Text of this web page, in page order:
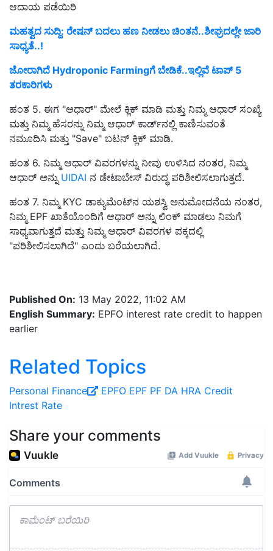
ಆದಾಯ ಪಡೆಯಿರಿ
ಮಹತ್ವದ ಸುದ್ದಿ: ರೇಷನ್‌ ಬದಲು ಹಣ ನೀಡಲು ಚಿಂತನೆ..ಶೀಘ್ರದಲ್ಲೇ ಜಾರಿ
ಸಾಧ್ಯತೆ..!
ಜೋರಾಗಿದೆ Hydroponic Farmingಗೆ ಬೇಡಿಕೆ..ಇಲ್ಲಿವೆ ಟಾಪ್‌ 5
ತರಕಾರಿಗಳು
ಹಂತ 5. ಈಗ "ಆಧಾರ್" ಮೇಲೆ ಕ್ಲಿಕ್ ಮಾಡಿ ಮತ್ತು ನಿಮ್ಮ ಆಧಾರ್ ಸಂಖ್ಯೆ
ಮತ್ತು ನಿಮ್ಮ ಹೆಸರನ್ನು ನಿಮ್ಮ ಆಧಾರ್ ಕಾರ್ಡ್‌ನಲ್ಲಿ ಕಾಣಿಸುವಂತೆ
ನಮೂದಿಸಿ ಮತ್ತು "Save" ಬಟನ್ ಕ್ಲಿಕ್ ಮಾಡಿ.
ಹಂತ 6. ನಿಮ್ಮ ಆಧಾರ್ ವಿವರಗಳನ್ನು ನೀವು ಉಳಿಸಿದ ನಂತರ, ನಿಮ್ಮ
ಆಧಾರ್ ಅನ್ನುUIDAI ನ ಡೇಟಾಬೇಸ್ ವಿರುದ್ಧ ಪರಿಶೀಲಿಸಲಾಗುತ್ತದೆ.
ಹಂತ 7. ನಿಮ್ಮ KYC ಡಾಕ್ಯುಮೆಂಟ್‌ನ ಯಶಸ್ವಿ ಅನುಮೋದನೆಯ ನಂತರ,
ನಿಮ್ಮ EPF ಖಾತೆಯೊಂದಿಗೆ ಆಧಾರ್ ಅನ್ನು ಲಿಂಕ್ ಮಾಡಲು ನಿಮಗೆ
ಸಾಧ್ಯವಾಗುತ್ತದೆ ಮತ್ತು ನಿಮ್ಮ ಆಧಾರ್ ವಿವರಗಳ ಪಕ್ಕದಲ್ಲಿ
"ಪರಿಶೀಲಿಸಲಾಗಿದೆ" ಎಂದು ಬರೆಯಲಾಗಿದೆ.
Published On: 13 May 2022, 11:02 AM
English Summary: EPFO interest rate credit to happen
earlier
Related Topics
Personal Finance EPFO EPF PF DA HRA Credit
Intrest Rate
Share your comments